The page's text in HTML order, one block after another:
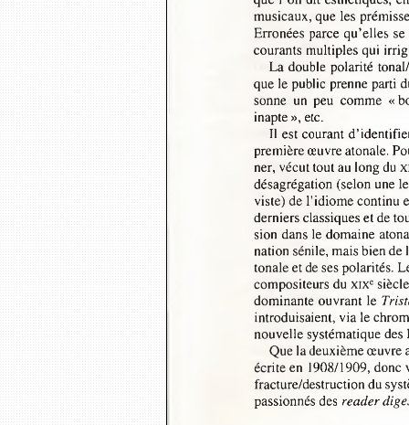
musicaux, que les
Erronées parce qu’elles
courants multiples qui
La double polarité
que le public prenne parti
sonne  un  peu  comme  «
inapte », etc.
Il est courant
première œuvre atonale.
ner, vécut tout au long du
désagrégation (selon
viste) de l’idiome
derniers classiques et de
sion dans le domaine
nation sénile, mais bien
tonale et de ses polarités.
compositeurs du XIXe
dominante ouvrant le
introduisaient, via le
nouvelle systématique
Que la deuxième
écrite en 1908/1909,
fracture/destruction du
passionnés des reader